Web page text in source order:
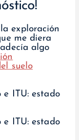
exploración
me diera
algo
suelo